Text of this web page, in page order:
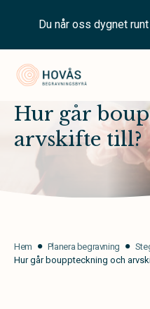
Du når oss dygnet
Hur går
arvskifte till?
Hem Planera begravning
Hur går bouppteckning och